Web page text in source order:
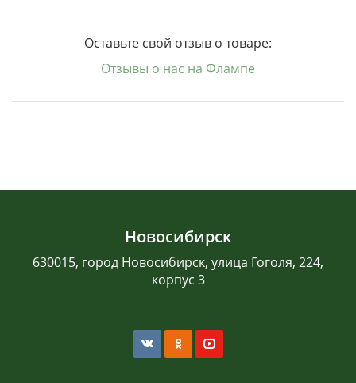
Оставьте свой отзыв о товаре:
Отзывы о нас на Флампе
Новосибирск
630015, город Новосибирск, улица Гоголя, 224,
корпус 3